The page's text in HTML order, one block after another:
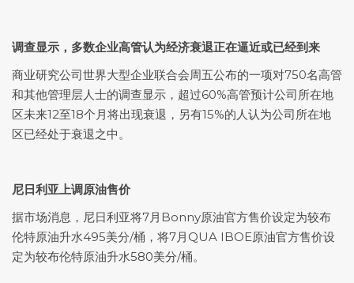
调查显示，多数企业高管认为经济衰退正在逼近或已经到来
商业研究公司世界大型企业联合会周五公布的一项对750名高管
和其他管理层人士的调查显示，超过60%高管预计公司所在地
区未来12至18个月将出现衰退，另有15%的人认为公司所在地
区已经处于衰退之中。
尼日利亚上调原油售价
据市场消息，尼日利亚将7月Bonny原油官方售价设定为较布
伦特原油升水495美分/桶，将7月QUA IBOE原油官方售价设
定为较布伦特原油升水580美分/桶。